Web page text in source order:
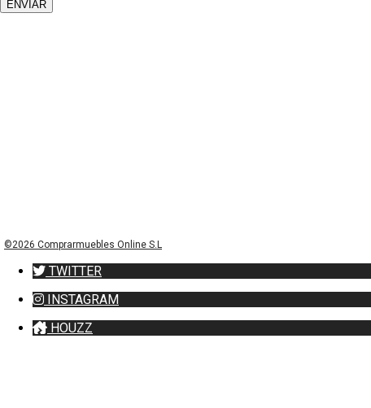
©2026 Comprarmuebles Online S.L
TWITTER
INSTAGRAM
HOUZZ